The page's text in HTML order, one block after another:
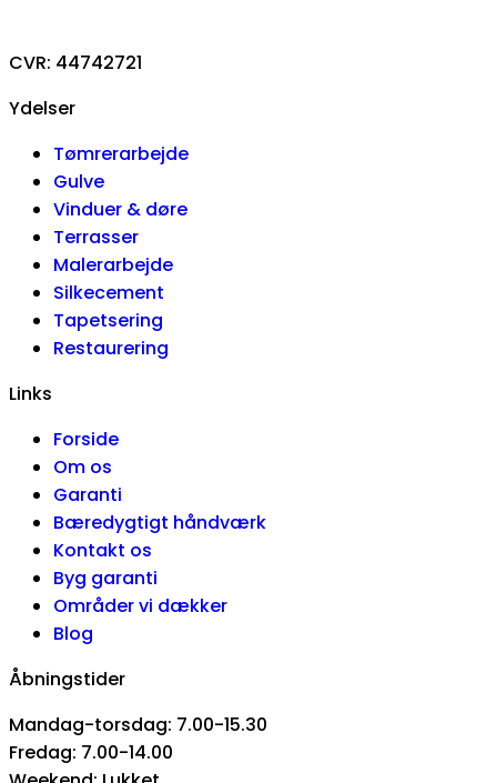
CVR: 44742721
Ydelser
Tømrerarbejde
Gulve
Vinduer & døre
Terrasser
Malerarbejde
Silkecement
Tapetsering
Restaurering
Links
Forside
Om os
Garanti
Bæredygtigt håndværk
Kontakt os
Byg garanti
Områder vi dækker
Blog
Åbningstider
Mandag-torsdag: 7.00-15.30
Fredag: 7.00-14.00